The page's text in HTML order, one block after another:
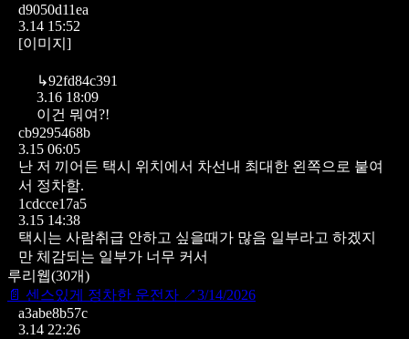
d9050d11ea
3.14 15:52
[이미지]
↳92fd84c391
3.16 18:09
이건 뭐여?!
cb9295468b
3.15 06:05
난 저 끼어든 택시 위치에서 차선내 최대한 왼쪽으로 붙여
서 정차함.
1cdcce17a5
3.15 14:38
택시는 사람취급 안하고 싶을때가 많음 일부라고 하겠지
만 체감되는 일부가 너무 커서
루리웹(30개)
📄 센스있게 정차한 운전자 ↗3/14/2026
a3abe8b57c
3.14 22:26